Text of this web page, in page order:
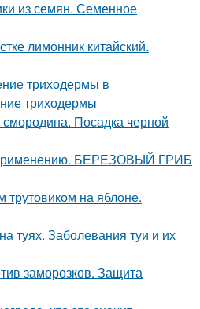
из семян. Семенное
лимонник китайский.
триходермы в
триходермы
Посадка черной
применению. БЕРЕЗОВЫЙ ГРИБ
трутовиком на яблоне.
туях. Заболевания туи и их
заморозков. Защита